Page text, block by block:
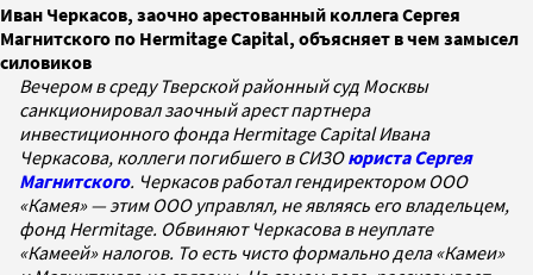
Иван Черкасов, заочно арестованный коллега Сергея
Магнитского по Hermitage Capital, объясняет в чем замысел
силовиков
Вечером в среду Тверской районный суд Москвы
санкционировал заочный арест партнера
инвестиционного фонда Hermitage Capital Ивана
Черкасова, коллеги погибшего в СИЗОюриста Сергея
Магнитского. Черкасов работал гендиректором ООО
«Камея» — этим ОООуправлял, не являясь его владельцем,
фонд Hermitage. Обвиняют Черкасова в неуплате
«Камеей» налогов. То есть чисто формально дела «Камеи»